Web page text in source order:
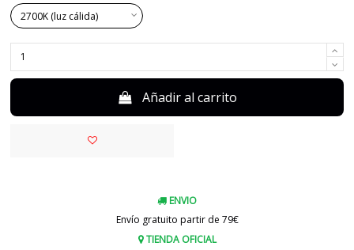
Añadir al carrito
ENVIO
Envío gratuito partir de 79€
TIENDA OFICIAL